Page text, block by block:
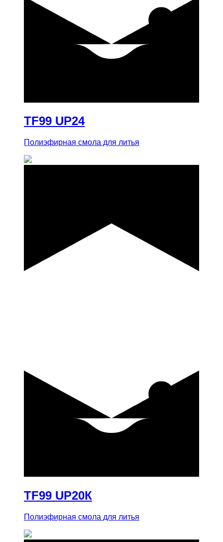
TF99 UP24
Полиэфирная смола для литья
TF99 UP20К
Полиэфирная смола для литья